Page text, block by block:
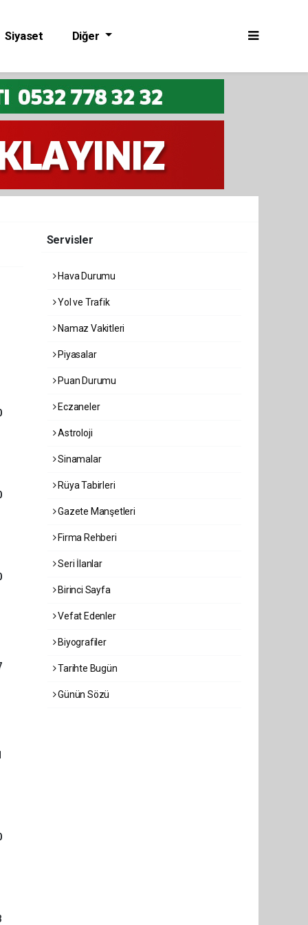
Siyaset
Diğer
Servisler
Hava Durumu
Yol ve Trafik
Namaz Vakitleri
Piyasalar
Puan Durumu
Eczaneler
Astroloji
Sinamalar
Rüya Tabirleri
Gazete Manşetleri
Firma Rehberi
Seri İlanlar
Birinci Sayfa
Vefat Edenler
Biyografiler
Tarihte Bugün
Günün Sözü